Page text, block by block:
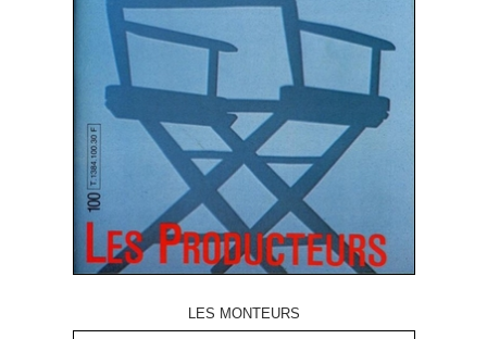
LES MONTEURS